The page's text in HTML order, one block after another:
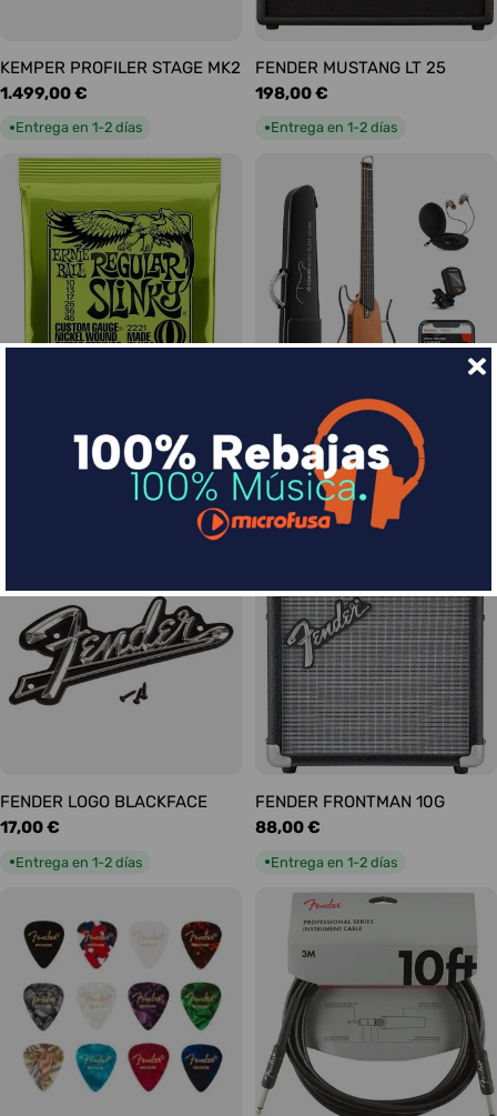
KEMPER PROFILER STAGE MK2
Precio
habitual
1.499,00 €
●Entrega en 1-2 días
FENDER MUSTANG LT 25
Precio
habitual
198,00 €
●Entrega en 1-2 días
Slinky Regular 10-46
DONNER HUSH-I Silent Guitar
Caoba
Precio
habitual
339,00 €
Entrega en 1-2 días
FENDER LOGO BLACKFACE
Precio
17,00 €
●Entrega en 1-2 días
FENDER FRONTMAN 10G
Precio
88,00 €
●Entrega en 1-2 días